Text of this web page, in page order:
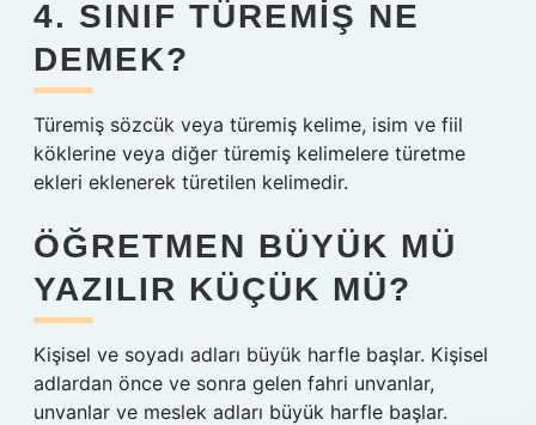
4. SINIF TÜREMIŞ NE
DEMEK?
Türemiş sözcük veya türemiş kelime, isim ve fiil
köklerine veya diğer türemiş kelimelere türetme
ekleri eklenerek türetilen kelimedir.
ÖĞRETMEN BÜYÜK MÜ
YAZILIR KÜÇÜK MÜ?
Kişisel ve soyadı adları büyük harfle başlar. Kişisel
adlardan önce ve sonra gelen fahri unvanlar,
unvanlar ve meslek adları büyük harfle başlar.